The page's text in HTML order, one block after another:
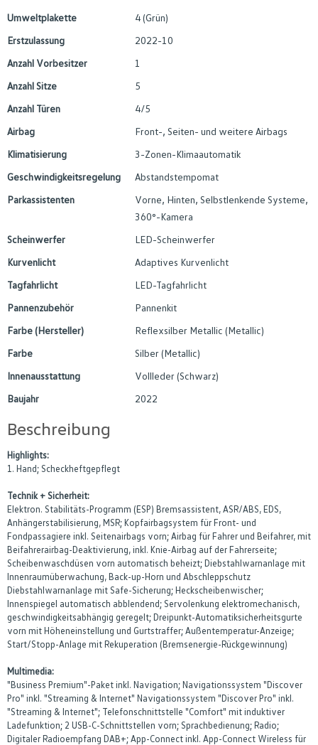
Umweltplakette
4 (Grün)
Erstzulassung
2022-10
Anzahl Vorbesitzer
1
Anzahl Sitze
5
Anzahl Türen
4/5
Airbag
Front-, Seiten- und weitere Airbags
Klimatisierung
3-Zonen-Klimaautomatik
Geschwindigkeitsregelung
Abstandstempomat
Parkassistenten
Vorne, Hinten, Selbstlenkende Systeme,
360°-Kamera
Scheinwerfer
LED-Scheinwerfer
Kurvenlicht
Adaptives Kurvenlicht
Tagfahrlicht
LED-Tagfahrlicht
Pannenzubehör
Pannenkit
Farbe (Hersteller)
Reflexsilber Metallic (Metallic)
Farbe
Silber (Metallic)
Innenausstattung
Vollleder (Schwarz)
Baujahr
2022
Beschreibung
Highlights:
1. Hand; Scheckheftgepflegt
Technik + Sicherheit:
Elektron. Stabilitäts-Programm (ESP) Bremsassistent, ASR/ABS, EDS,
Anhängerstabilisierung, MSR; Kopfairbagsystem für Front- und
Fondpassagiere inkl. Seitenairbags vorn; Airbag für Fahrer und Beifahrer, mit
Beifahrerairbag-Deaktivierung, inkl. Knie-Airbag auf der Fahrerseite;
Scheibenwaschdüsen vorn automatisch beheizt; Diebstahlwarnanlage mit
Innenraumüberwachung, Back-up-Horn und Abschleppschutz
Diebstahlwarnanlage mit Safe-Sicherung; Heckscheibenwischer;
Innenspiegel automatisch abblendend; Servolenkung elektromechanisch,
geschwindigkeitsabhängig geregelt; Dreipunkt-Automatiksicherheitsgurte
vorn mit Höheneinstellung und Gurtstraffer; Außentemperatur-Anzeige;
Start/Stopp-Anlage mit Rekuperation (Bremsenergie-Rückgewinnung)
Multimedia:
"Business Premium"-Paket inkl. Navigation; Navigationssystem "Discover
Pro" inkl. "Streaming & Internet" Navigationssystem "Discover Pro" inkl.
"Streaming & Internet"; Telefonschnittstelle "Comfort" mit induktiver
Ladefunktion; 2 USB-C-Schnittstellen vorn; Sprachbedienung; Radio;
Digitaler Radioempfang DAB+; App-Connect inkl. App-Connect Wireless für